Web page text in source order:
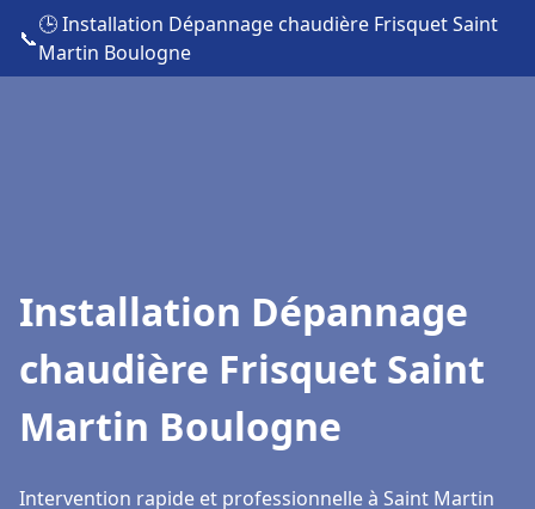
📞
🕒 Installation Dépannage chaudière Frisquet Saint
Martin Boulogne
Installation Dépannage
chaudière Frisquet Saint
Martin Boulogne
Intervention rapide et professionnelle à Saint Martin